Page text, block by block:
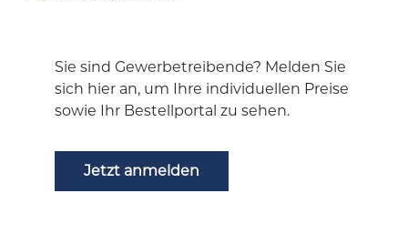
Sie sind Gewerbetreibende? Melden Sie
sich hier an, um Ihre individuellen Preise
sowie Ihr Bestellportal zu sehen.
Jetzt anmelden